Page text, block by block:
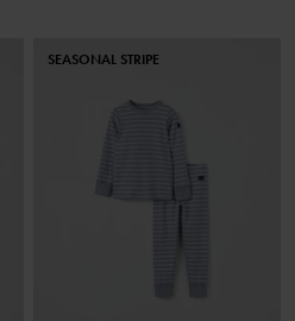
SEASONAL STRIPE